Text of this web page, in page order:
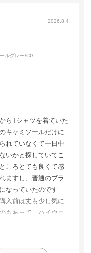
2026.8.4
ルグレー/CG
らTシャツを着ていた
キャミソールだけに
れていなくて一日中
いかと探していてこ
ころとても良くて感
ますし、普通のブラ
なっていたのです
入前は丈も少し気に
もあって、ハイウエ
見えてしまっても見